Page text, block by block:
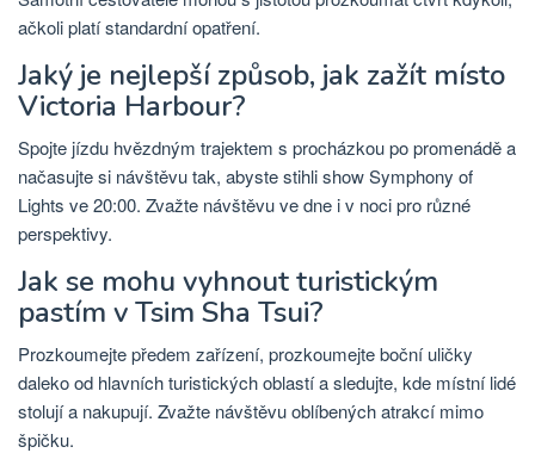
ačkoli platí standardní opatření.
Jaký je nejlepší způsob, jak zažít místo
Victoria Harbour?
Spojte jízdu hvězdným trajektem s procházkou po promenádě a
načasujte si návštěvu tak, abyste stihli show Symphony of
Lights ve 20:00. Zvažte návštěvu ve dne i v noci pro různé
perspektivy.
Jak se mohu vyhnout turistickým
pastím v Tsim Sha Tsui?
Prozkoumejte předem zařízení, prozkoumejte boční uličky
daleko od hlavních turistických oblastí a sledujte, kde místní lidé
stolují a nakupují. Zvažte návštěvu oblíbených atrakcí mimo
špičku.